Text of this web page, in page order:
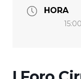
HORA